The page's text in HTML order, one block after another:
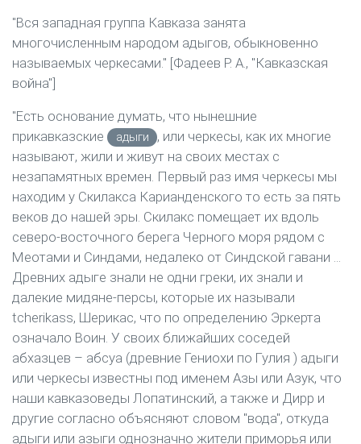
"Вся западная группа Кавказа занята
многочисленным народом адыгов, обыкновенно
называемых черкесами." [Фадеев Р. А., "Кавказская
война"]
"Есть основание думать, что нынешние
прикавказские
адыги
, или черкесы, как их многие
называют, жили и живут на своих местах с
незапамятных времен. Первый раз имя черкесы мы
находим у Скилакса Карианденского то есть за пять
веков до нашей эры. Скилакс помещает их вдоль
северо-восточного берега Черного моря рядом с
Меотами и Синдами, недалеко от Синдской гавани ...
Древних адыге знали не одни греки, их знали и
далекие мидяне-персы, которые их называли
tcherikass, Шерикас, что по определению Эркерта
означало Воин. У своих ближайших соседей
абхазцев – абсуа (древние Гениохи по Гулия ) адыги
или черкесы известны под именем Азы или Азук, что
наши кавказоведы Лопатинский, а также и Дирр и
другие согласно объясняют словом "вода", откуда
адыги или азыги однозначно жители приморья или